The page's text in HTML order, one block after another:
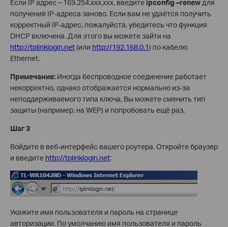
Если IP адрес – 169.254.xxx.xxx, введите ipconfig –renew для
получения IP-адреса заново. Если вам не удаётся получить
корректный IP-адрес, пожалуйста, убедитесь что функция
DHCP включена. Для этого вы можете зайти на
http://tplinklogin.net(или http://192.168.0.1) по кабелю
Ethernet.
Примечание: Иногда беспроводное соединение работает
некорректно, однако отображается нормально из-за
неподдерживаемого типа ключа. Вы можете сменить тип
защиты (например, на WEP) и попробовать ещё раз.
Шаг 3
Войдите в веб-интерфейс вашего роутера. Откройте браузер
и введите http://tplinklogin.net:
Укажите имя пользователя и пароль на странице
авторизации. По умолчанию имя пользователя и пароль